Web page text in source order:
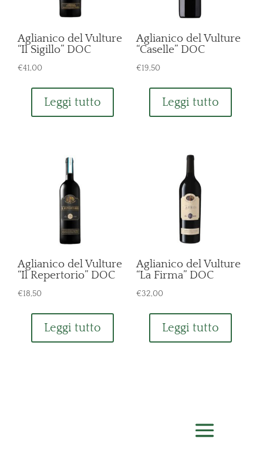
Aglianico del Vulture
“Il Sigillo” DOC
€41,00
Leggi tutto
Aglianico del Vulture
“Caselle” DOC
€19,50
Leggi tutto
Aglianico del Vulture
“Il Repertorio” DOC
€18,50
Leggi tutto
Aglianico del Vulture
“La Firma” DOC
€32,00
Leggi tutto